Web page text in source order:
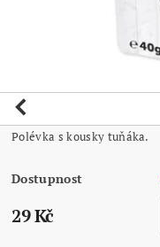
Polévka s kousky tuňáka.
Dostupnost
29 Kč